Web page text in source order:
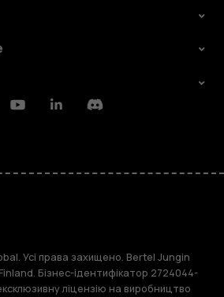
YoutubeLinkedinDiscord
Усі права захищено. Bertel Jungin
Бізнес-ідентифікатор 2724044-
ліцензію на виробництво